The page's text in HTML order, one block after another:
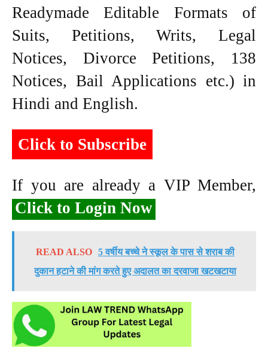
Readymade Editable Formats of
Suits, Petitions, Writs, Legal
Notices, Divorce Petitions, 138
Notices, Bail Applications etc.) in
Hindi and English.
Click to Subscribe
If you are already a VIP Member,
Click to Login Now
READ ALSO 5 वर्षीय बच्चे ने स्कूल के पास से शराब की
दुकान हटाने की मांग करते हुए अदालत का दरवाजा खटखटाया